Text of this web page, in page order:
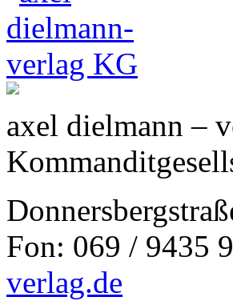
axel dielmann –
Fon: 069 / 9435
verlag.de